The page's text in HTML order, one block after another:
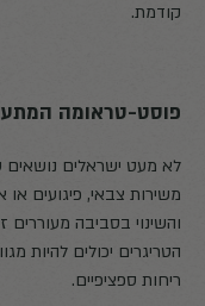
קודמת.
פוסט-טראומה
לא מעט ישראלים נושאים
משירות צבאי, פיגועים
והשינוי בסביבה מעוררים
הטריגרים יכולים להיות
ריחות ספציפיים.